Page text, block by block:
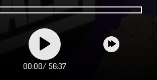
00:00/ 56:37